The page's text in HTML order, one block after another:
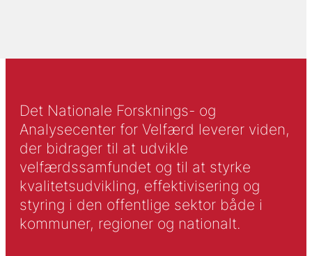
Det Nationale Forsknings- og
Analysecenter for Velfærd leverer viden,
der bidrager til at udvikle
velfærdssamfundet og til at styrke
kvalitetsudvikling, effektivisering og
styring i den offentlige sektor både i
kommuner, regioner og nationalt.